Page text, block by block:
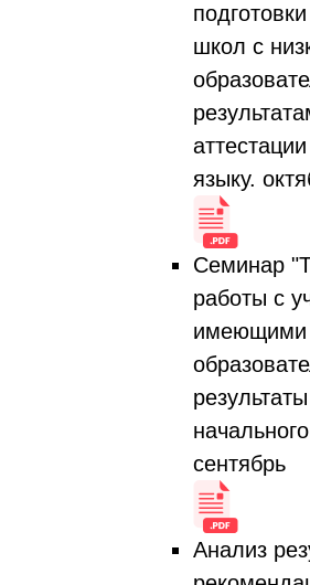
школ с
языку.
Семинар
работы с
имеющими
сентябрь
Анализ